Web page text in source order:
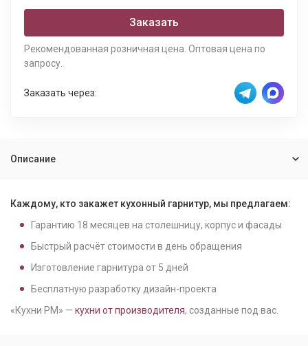
Заказать
Рекомендованная розничная цена. Оптовая цена по
запросу.
Заказать через:
Описание
Каждому, кто закажет кухонный гарнитур, мы предлагаем:
Гарантию 18 месяцев на столешницу, корпус и фасады
Быстрый расчёт стоимости в день обращения
Изготовление гарнитура от 5 дней
Бесплатную разработку дизайн-проекта
«Кухни РМ» — кухни от производителя, созданные под вас.